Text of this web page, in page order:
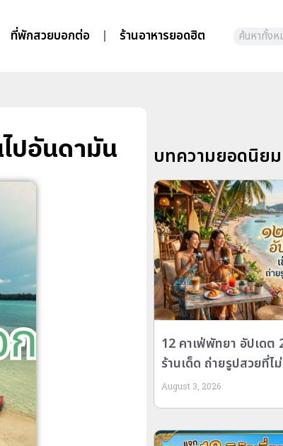
ที่พักสวยบอกต่อ ร้านอาหารยอดฮิต
ปอันดามัน บทความยอดนิยม
12 คาเฟ่พัทยา อัปเดต
ร้านเด็ด ถ่ายรูปสวยที่ไ
August 3, 2026